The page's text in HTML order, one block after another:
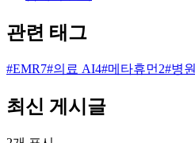
관련 태그
#EMR7#의료 AI4#메타휴먼 2#병원
최신 게시글